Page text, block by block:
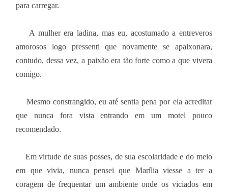
para carregar.
A mulher era ladina, mas eu, acostumado a entreveros
amorosos logo pressenti que novamente se apaixonara,
contudo, dessa vez, a paixão era tão forte como a que vivera
comigo.
Mesmo constrangido, eu até sentia pena por ela acreditar
que nunca fora vista entrando em um motel pouco
recomendado.
Em virtude de suas posses, de sua escolaridade e do meio
em que vivia, nunca pensei que Marília viesse a ter a
coragem de frequentar um ambiente onde os viciados em